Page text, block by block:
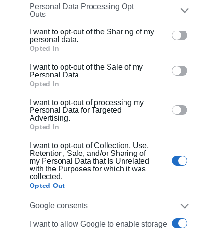
on theIAB’s List of Downstream Participants
that may
further disclose it to other third parties.
Please note that this website/app uses one or more
Google services and may gather and store information
behaviour. You may click to grant or deny consent to
Google and its third-party tags to use your data for
section.
Personal Data Processing Opt
Outs
I want to opt-out of the Sharing of my
personal data.
Opted In
I want to opt-out of the Sale of my
Personal Data.
Opted In
I want to opt-out of processing my
Personal Data for Targeted
Advertising.
Opted In
I want to opt-out of Collection, Use,
Retention, Sale, and/or Sharing of
my Personal Data that Is Unrelated
with the Purposes for which it was
collected.
Opted Out
Google consents
I want to allow Google to enable storage